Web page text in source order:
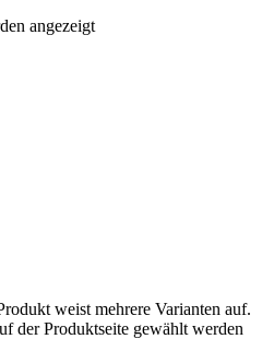
angezeigt
weist mehrere Varianten auf.
der Produktseite gewählt werden